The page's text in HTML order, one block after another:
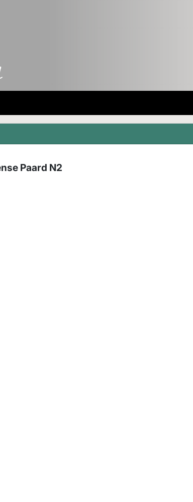
Paard N2